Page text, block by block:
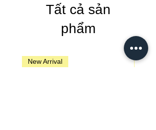
Tất cả sản
phẩm
New Arrival New